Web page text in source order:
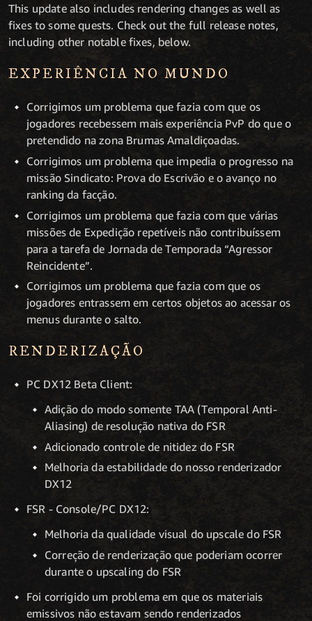
This update also includes rendering changes as well as
fixes to some quests. Check out the full release notes,
including other notable fixes, below.
EXPERIÊNCIA NO MUNDO
Corrigimos um problema que fazia com que os
jogadores recebessem mais experiência PvP do que o
pretendido na zona Brumas Amaldiçoadas.
Corrigimos um problema que impedia o progresso na
missão Sindicato: Prova do Escrivão e o avanço no
ranking da facção.
Corrigimos um problema que fazia com que várias
missões de Expedição repetíveis não contribuíssem
para a tarefa de Jornada de Temporada “Agressor
Reincidente”.
Corrigimos um problema que fazia com que os
jogadores entrassem em certos objetos ao acessar os
menus durante o salto.
RENDERIZAÇÃO
PC DX12 Beta Client:
Adição do modo somente TAA (Temporal Anti-
Aliasing) de resolução nativa do FSR
Adicionado controle de nitidez do FSR
Melhoria da estabilidade do nosso renderizador
DX12
FSR - Console/PC DX12:
Melhoria da qualidade visual do upscale do FSR
Correção de renderização que poderiam ocorrer
durante o upscaling do FSR
Foi corrigido um problema em que os materiais
emissivos não estavam sendo renderizados